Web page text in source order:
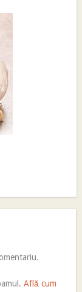
Află cum